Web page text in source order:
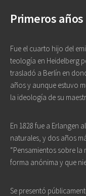
Primeros años
Fue el cuarto hijo del
teología en Heidelberg
trasladó a Berlín en
años y aunque estuvo
la ideología de su
En 1828 fue a Erlangen
naturales, y dos años
“Pensamientos sobre
forma anónima y que
Se presentó